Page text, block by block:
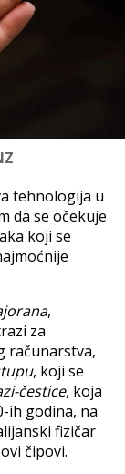
tehnologija u
da se očekuje
koji se
,
za
računarstva,
, koji se
čestice, koja
ih godina, na
fizičar
čipovi.